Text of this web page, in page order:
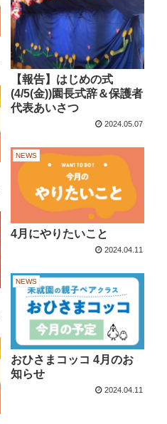
【報告】はじめの式
(4/5(金))園長式辞＆保護者
代表あいさつ
2024.05.07
NEWS
4月にやりたいこと
2024.04.11
NEWS
おひさまコッコ 4月のお
知らせ
2024.04.11